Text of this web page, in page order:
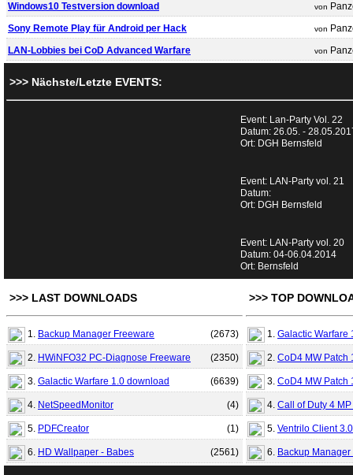
Windows10 Testversion download von
Sony Remote Play für Android per Hack
von
LAN-Lobbies bei CoD Advanced Warfare
von
>>> Nächste/Letzte EVENTS:
Event: Lan-Party Vol. 22
Datum: 26.05. -
Ort: DGH Bernsfeld
Event: LAN-Party vol. 21
Datum:
Ort: DGH Bernsfeld
Event: LAN-Party vol. 20
Datum: 04-06.04.2014
Ort: Bernsfeld
>>> LAST DOWNLOADS
1. Backup Manager Freeware (2673)
2. HWiNFO32 PC-Diagnose Freeware (2350)
3. Galactic Warfare 1.0 download (6639)
4. NetSpeedMonitor (4)
5. PDFCreator (1)
6. HD Wallpaper - Babes (2561)
>>> TOP
1. Galactic Warfare
2. CoD4 MW Patch
3. CoD4 MW Patch
4. Call of Duty 4
5. Ventrilo Client
6. Backup